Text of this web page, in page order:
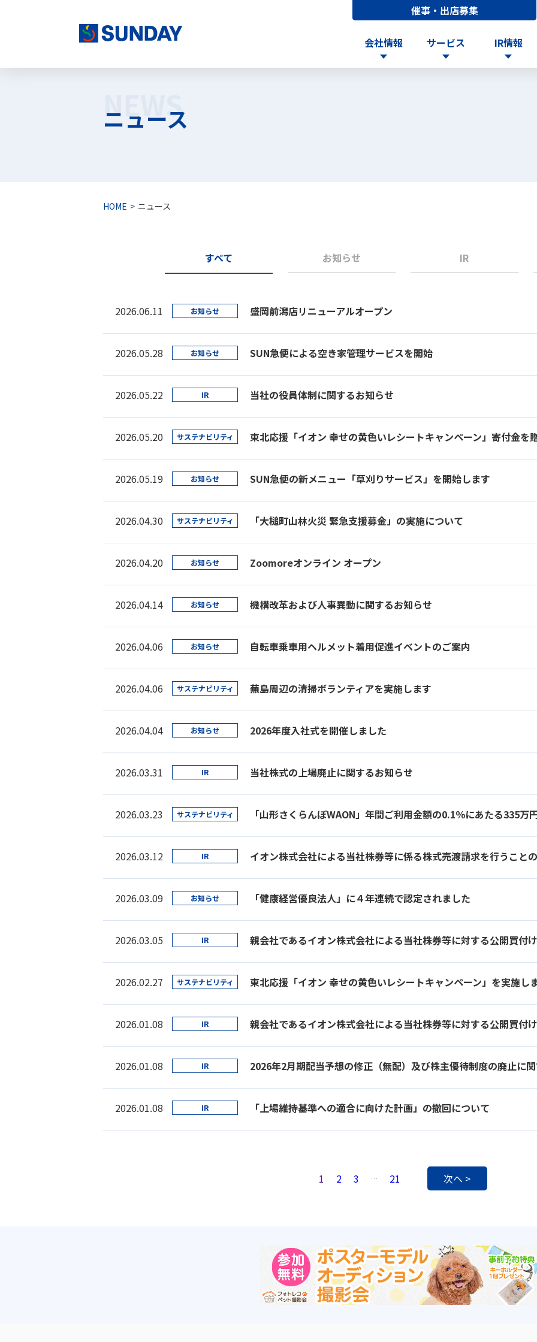
株式会社サンデー
催事・出店募集
会社情報 サービス IR情報
NEWS
ニュース
HOME ニュース
すべて お知らせ IR
2026.06.11 お知らせ 盛岡前潟店リニューアルオープン
2026.05.28 お知らせ SUN急便による空き家管理サービスを開始
2026.05.22 IR 当社の役員体制に関するお知らせ
2026.05.20 サステナビリティ 東北応援「イオン 幸せの黄色いレシートキャンペーン」寄付金を
2026.05.19 お知らせ SUN急便の新メニュー「草刈りサービス」を開始します
2026.04.30 サステナビリティ 「大槌町山林火災 緊急支援募金」の実施について
2026.04.20 お知らせ Zoomoreオンライン オープン
2026.04.14 お知らせ 機構改革および人事異動に関するお知らせ
2026.04.06 お知らせ 自転車乗車用ヘルメット着用促進イベントのご案内
2026.04.06 サステナビリティ 蕪島周辺の清掃ボランティアを実施します
2026.04.04 お知らせ 2026年度入社式を開催しました
2026.03.31 IR 当社株式の上場廃止に関するお知らせ
2026.03.23 サステナビリティ
2026.03.12 IR
2026.03.09 お知らせ 「健康経営優良法人」に４年連続で認定されました
2026.03.05 IR 親会社であるイオン株式会社による当社株券等に対する公開買付
2026.02.27 サステナビリティ 東北応援「イオン 幸せの黄色いレシートキャンペーン」を実施し
2026.01.08 IR
2026.01.08 IR 2026年2月期配当予想の修正（無配）及び株主優待制度の廃止に
2026.01.08 IR 「上場維持基準への適合に向けた計画」の撤回について
1 2 3 … 21 次へ >